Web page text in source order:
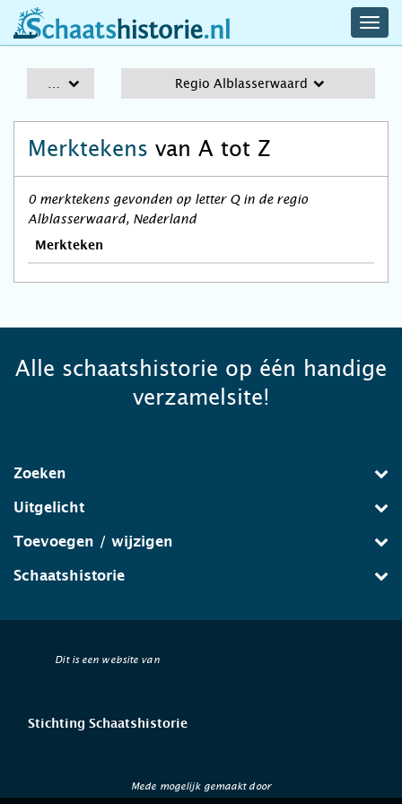
schaatshistorie.nl
Regio Alblasserwaard
Merktekens van A tot Z
0 merktekens gevonden op letter Q in de regio
Alblasserwaard, Nederland
Merkteken
Alle schaatshistorie op één handige
verzamelsite!
Zoeken
Uitgelicht
Toevoegen / wijzigen
Schaatshistorie
Dit is een website van
Stichting Schaatshistorie
Mede mogelijk gemaakt door